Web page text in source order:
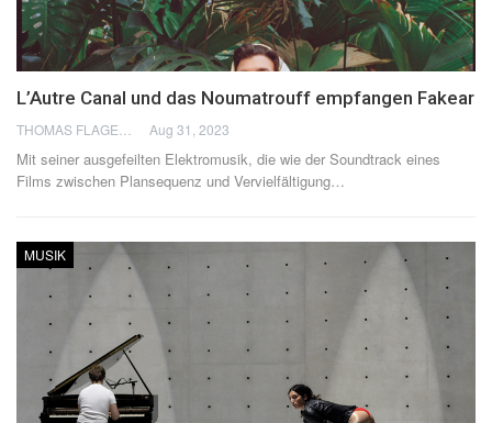
L’Autre Canal und das Noumatrouff empfangen Fakear
Aug 31, 2023
Mit seiner ausgefeilten Elektromusik, die wie der Soundtrack eines
Films zwischen Plansequenz und Vervielfältigung…
MUSIK